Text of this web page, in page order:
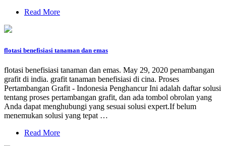
Read More
flotasi benefisiasi tanaman dan emas
flotasi benefisiasi tanaman dan emas. May 29, 2020 penambangan
grafit di india. grafit tanaman benefisiasi di cina. Proses
Pertambangan Grafit - Indonesia Penghancur Ini adalah daftar solusi
tentang proses pertambangan grafit, dan ada tombol obrolan yang
Anda dapat menghubungi yang sesuai solusi expert.If belum
menemukan solusi yang tepat …
Read More